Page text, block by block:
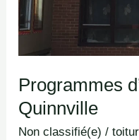
Programmes
Quinnville
Non classifié(e) /